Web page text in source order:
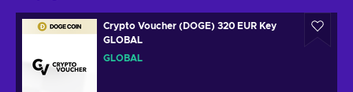
Crypto Voucher (DOGE) 320 EUR Key
GLOBAL
GLOBAL